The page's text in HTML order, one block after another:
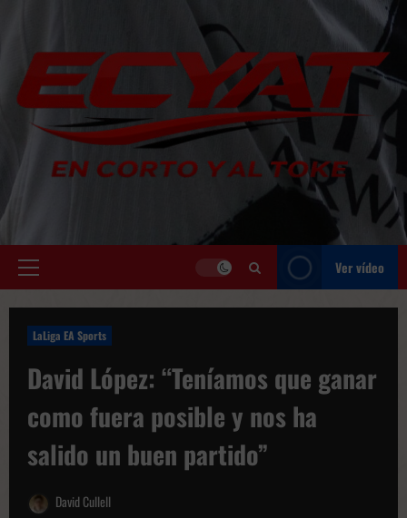
contenido
Menú
Ver vídeo
LaLiga EA Sports
David López: “Teníamos que ganar
como fuera posible y nos ha
salido un buen partido”
David Cullell